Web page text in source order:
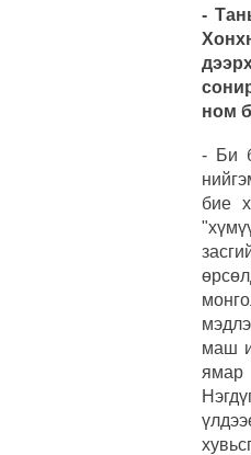
-
ном
- Би
бие
маш
ямар